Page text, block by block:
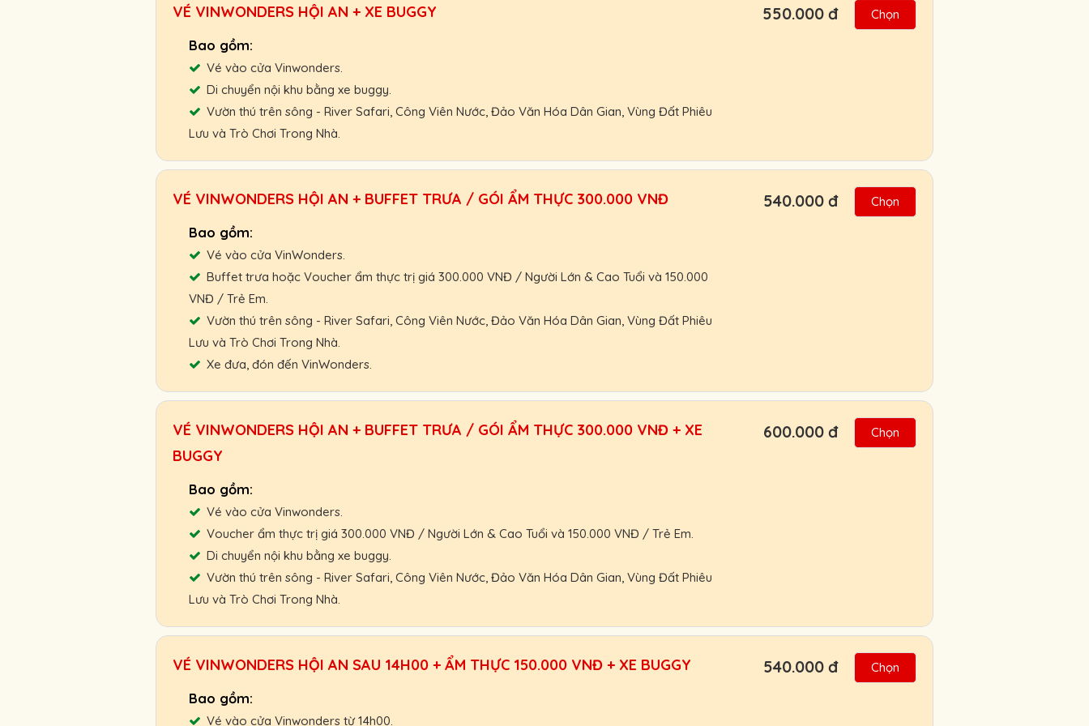
Chính sách ưu đãi cho đối tác, khách đoàn, HDV, nhà xe.
Chính sách hoàn, đổi vé linh hoạt.
Cam kết giá vé tốt nhất, hỗ trợ nhanh nhất.
Người Lớn:450.000 VNĐ
Trẻ Em & Cao Tuổi:
340.000 VNĐ
Gọi ngay: 0901.011.772 để nhận giá vé tốt nhất.
VÉ VINWONDERS HỘI AN + XE BUGGY
Vé vào cửa Vinwonders.
Di chuyển nội khu bằng xe buggy.
Vườn thú trên sông - River Safari, Công Viên Nước, Đảo Văn Hóa Dân Gian, Vùng Đất Phiêu
Lưu và Trò Chơi Trong Nhà.
Hỗ trợ giao vé tận nơi hoặc nhận và thanh toán Booking vé tại VinWonders.
Chính sách ưu đãi cho đối tác, khách đoàn, HDV, nhà xe.
Chính sách hoàn, đổi vé linh hoạt.
Cam kết giá vé tốt nhất, hỗ trợ nhanh nhất.
Người Lớn :740.000 VNĐ
Cao Tuổi:520.000 VNĐ
Trẻ Em:520.000 VNĐ
Gọi ngay: 0901.011.772 để nhận giá vé tốt nhất.
550.000 đ Chọn
VÉ VINWONDERS HỘI AN + BUFFET TRƯA / GÓI ẨM THỰC 300.000 VNĐ
Vé vào cửa VinWonders.
Buffet trưa hoặc Voucher ẩm thực trị giá 300.000 VNĐ / Người Lớn & Cao Tuổi và 150.000
VNĐ / Trẻ Em.
Vườn thú trên sông - River Safari, Công Viên Nước, Đảo Văn Hóa Dân Gian, Vùng Đất Phiêu
Lưu và Trò Chơi Trong Nhà.
Xe đưa, đón đến VinWonders.
Hỗ trợ giao vé tận nơi hoặc nhận và thanh toán Booking vé tại VinWonders.
Chính sách ưu đãi cho đối tác, khách đoàn, HDV, nhà xe.
Chính sách hoàn, đổi vé linh hoạt.
Cam kết giá vé tốt nhất, hỗ trợ nhanh nhất.
Người Lớn : 840.000 VNĐ
Cao Tuổi:650.000 VNĐ
Trẻ Em:540.000 VNĐ
Gọi ngay: 0901.011.772 để nhận giá vé tốt nhất.
540.000 đ Chọn
VÉ VINWONDERS HỘI AN + BUFFET TRƯA / GÓI ẨM THỰC 300.000 VNĐ + XE
BUGGY
Vé vào cửa Vinwonders.
Voucher ẩm thực trị giá 300.000 VNĐ / Người Lớn & Cao Tuổi và 150.000 VNĐ / Trẻ Em.
Di chuyển nội khu bằng xe buggy.
Vườn thú trên sông - River Safari, Công Viên Nước, Đảo Văn Hóa Dân Gian, Vùng Đất Phiêu
Lưu và Trò Chơi Trong Nhà.
Hỗ trợ giao vé tận nơi hoặc nhận và thanh toán Booking vé tại VinWonders.
Chính sách ưu đãi cho đối tác, khách đoàn, HDV, nhà xe.
Chính sách hoàn, đổi vé linh hoạt.
Cam kết giá vé tốt nhất, hỗ trợ nhanh nhất.
600.000 đ Chọn
VÉ VINWONDERS HỘI AN SAU 14H00 + ẨM THỰC 150.000 VNĐ + XE BUGGY
Vé vào cửa Vinwonders từ 14h00.
540.000 đ Chọn